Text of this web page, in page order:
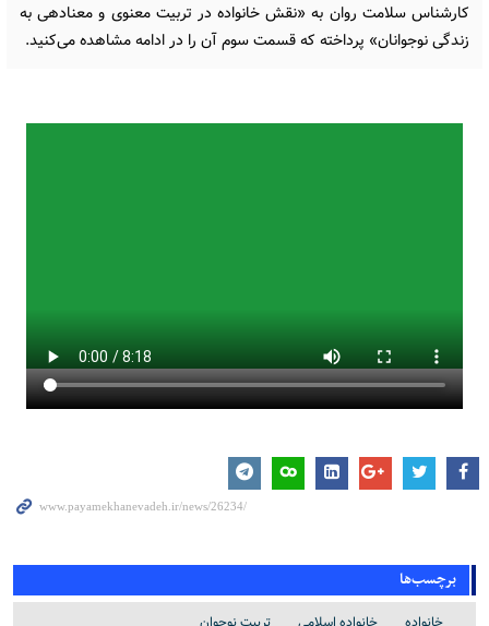
کارشناس سلامت روان به «نقش خانواده در تربیت معنوی و معنادهی به
زندگی نوجوانان» پرداخته که قسمت سوم آن را در ادامه مشاهده می‌کنید.
برچسب‌ها